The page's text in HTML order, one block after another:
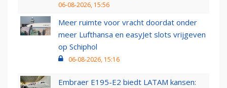
06-08-2026, 15:56
Meer ruimte voor vracht doordat onder
meer Lufthansa en easyJet slots vrijgeven
op Schiphol
06-08-2026, 15:16
Embraer E195-E2 biedt LATAM kansen: